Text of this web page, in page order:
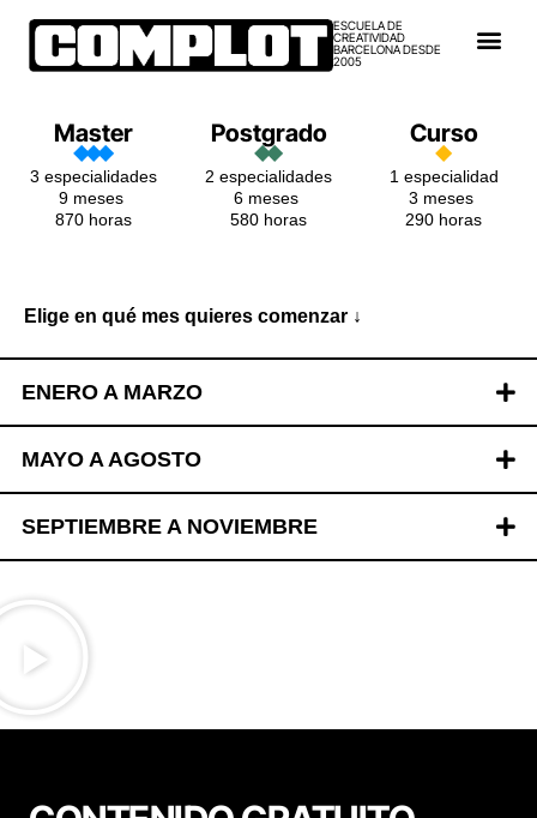
ESCUELA DE
CREATIVIDAD
BARCELONA DESDE
2005
Master
3 especialidades
9 meses
870 horas
Postgrado
2 especialidades
6 meses
580 horas
Curso
1 especialidad
3 meses
290 horas
Elige en qué mes quieres comenzar ↓
ENERO A MARZO
MAYO A AGOSTO
SEPTIEMBRE A NOVIEMBRE